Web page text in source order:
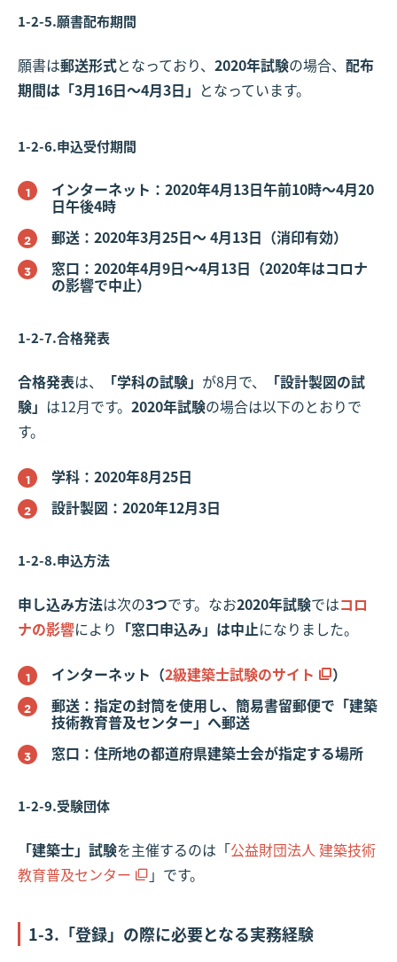
1-2-5.願書配布期間
願書は郵送形式となっており、 2020年試験の場合、 配布
期間は「3月16日～4月3日」 となっています。
1-2-6.申込受付期間
インターネット：2020年4月13日午前10時～4月20
日午後4時
郵送：2020年3月25日～ 4月13日（消印有効）
窓口：2020年4月9日～4月13日（2020年はコロナ
の影響で中止）
1-2-7.合格発表
合格発表は、 「学科の試験」 が8月で、
「設計製図の試
験」 は12月です。 2020年試験の場合は以下のとおりで
す。
学科：2020年8月25日
設計製図：2020年12月3日
1-2-8.申込方法
申し込み方法は次の3つです。なお2020年試験ではコロ
ナの影響により 「窓口申込み」は中止になりました。
インターネット（2級建築士試験のサイト
）
郵送：指定の封筒を使用し、簡易書留郵便で「建築
技術教育普及センター」へ郵送
窓口：住所地の都道府県建築士会が指定する場所
1-2-9.受験団体
「建築士」試験を主催するのは「公益財団法人 建築技術
教育普及センター
」です。
1-3.「登録」の際に必要となる実務経験